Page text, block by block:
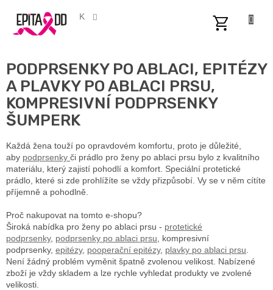
obsah
CZK
PODPRSENKY PO ABLACI, EPITÉZY
A PLAVKY PO ABLACI PRSU,
KOMPRESIVNÍ PODPRSENKY
ŠUMPERK
Každá žena touží po opravdovém komfortu, proto je důležité,
aby podprsenky či prádlo pro ženy po ablaci prsu bylo z kvalitního
materiálu, který zajistí pohodlí a komfort. Speciální protetické
prádlo, které si zde prohlížíte se vždy přizpůsobí. Vy se v něm cítíte
příjemně a pohodlně.
Proč nakupovat na tomto e-shopu?
Široká nabídka pro ženy po ablaci prsu - protetické
podprsenky, podprsenky po ablaci prsu , kompresivní
podprsenky, epitézy, pooperační epitézy, plavky po ablaci prsu
Není žádný problém vyměnit špatně zvolenou velikost. Nabízené
zboží je vždy skladem a lze rychle vyhledat produkty ve zvolené
velikosti.